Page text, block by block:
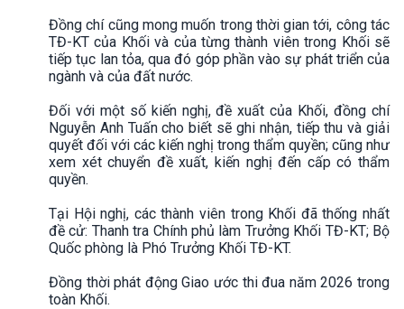
Đồng chí cũng mong muốn trong thời gian tới, công tác
TĐ-KT của Khối và của từng thành viên trong Khối sẽ
tiếp tục lan tỏa, qua đó góp phần vào sự phát triển của
ngành và của đất nước.
Đối với một số kiến nghị, đề xuất của Khối, đồng chí
Nguyễn Anh Tuấn cho biết sẽ ghi nhận, tiếp thu và giải
quyết đối với các kiến nghị trong thẩm quyền; cũng như
xem xét chuyển đề xuất, kiến nghị đến cấp có thẩm
quyền.
Tại Hội nghị, các thành viên trong Khối đã thống nhất
đề cử: Thanh tra Chính phủ làm Trưởng Khối TĐ-KT; Bộ
Quốc phòng là Phó Trưởng Khối TĐ-KT.
Đồng thời phát động Giao ước thi đua năm 2026 trong
toàn Khối.